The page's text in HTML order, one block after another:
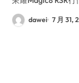
dawei 7 月 31,